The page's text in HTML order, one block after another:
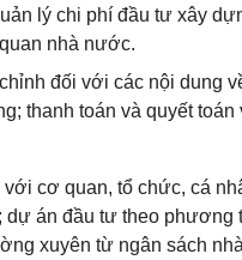
lý chi phí đầu tư xây
nhà nước.
đối với các nội dung
thanh toán và quyết
cơ quan, tổ chức, cá
án đầu tư theo phương
xuyên từ ngân sách